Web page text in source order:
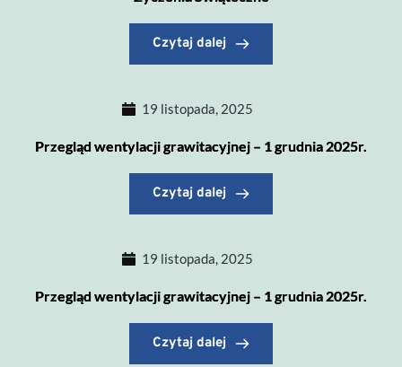
Czytaj dalej
19 listopada, 2025
Przegląd wentylacji grawitacyjnej – 1 grudnia 2025r.
Czytaj dalej
19 listopada, 2025
Przegląd wentylacji grawitacyjnej – 1 grudnia 2025r.
Czytaj dalej